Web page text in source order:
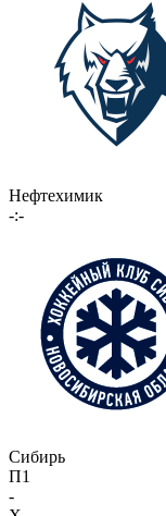
Нефтехимик
-:-
Сибирь
П1
-